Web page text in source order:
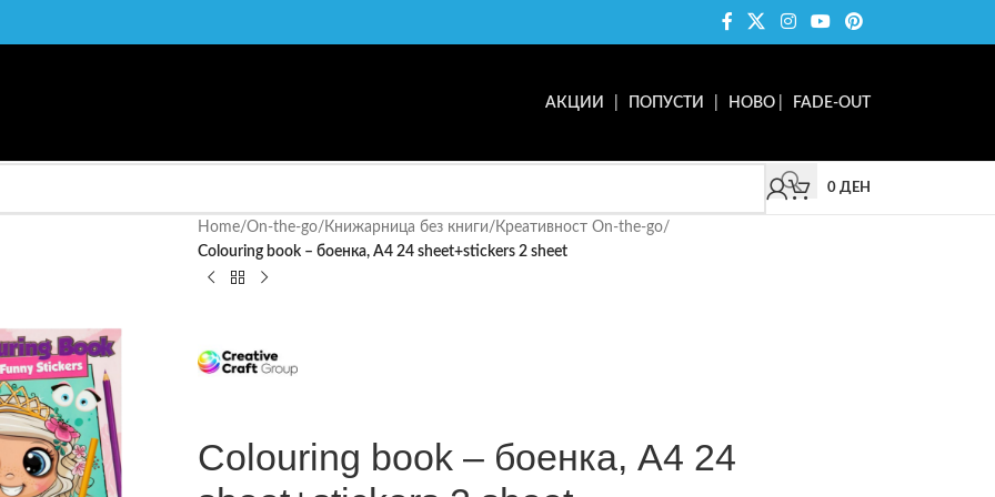
АКЦИИ ПОПУСТИ НОВО FADE-OUT
0 ДЕН
Home/On-the-go/ Книжарница без книги/ Креативност On-the-go/
Colouring book – боенка, A4 24 sheet+stickers 2 sheet
Colouring book – боенка, A4 24